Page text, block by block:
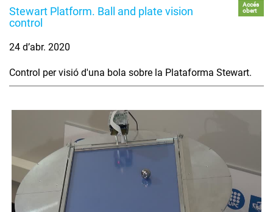
Stewart Platform. Ball and plate vision
control
Accés
obert
24 d’abr. 2020
Control per visió d'una bola sobre la Plataforma Stewart.